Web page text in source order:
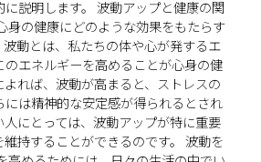
説明します。 波動アップと健康の関
身の健康にどのような効果をもたらす
動とは、私たちの体や心が発するエ
エネルギーを高めることが心身の健
れば、波動が高まると、ストレスの
は精神的な安定感が得られるとされ
にとっては、波動アップが特に重要
持することができるのです。 波動を